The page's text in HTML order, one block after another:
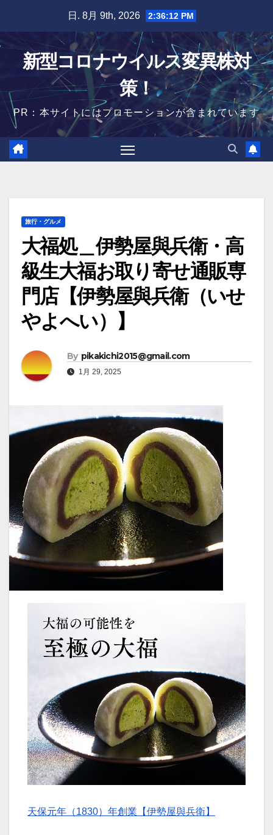
content
日. 8月 9th, 2026 2:36:13 PM
新型コロナウイルス変異株対
策！
PR：本サイトにはプロモーションが含まれています
旅行・グルメ
大福処＿伊勢屋與兵衛・高
級生大福お取り寄せ通販専
門店【伊勢屋與兵衛（いせ
やよへい）】
By pikakichi2015@gmail.com
1月 29, 2025
天保元年（1830）年創業【伊勢屋與兵衛】